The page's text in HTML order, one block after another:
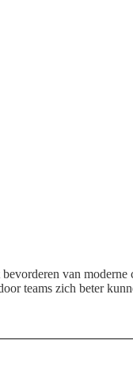
van
teams zich beter